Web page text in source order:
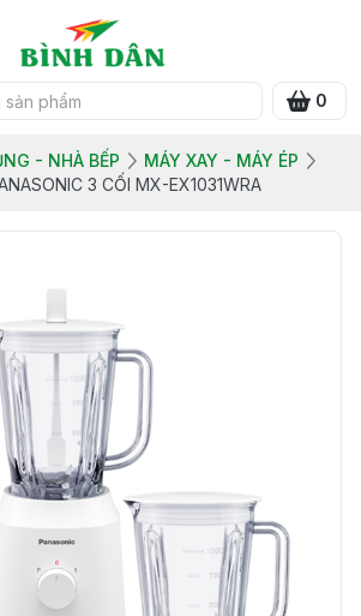
0
- NHÀ BẾP
MÁY XAY - MÁY ÉP
3 CỐI MX-EX1031WRA